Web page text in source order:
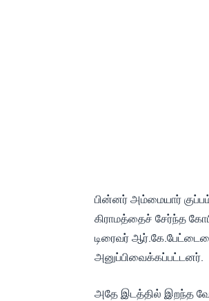
பின்னர் அம்மையார்
கிராமத்தைச் சேர்ந்த
டிரைவர்
அனுப்பிவைக்கப்பட்டனர்.
அதே இடத்தில் இறந்த